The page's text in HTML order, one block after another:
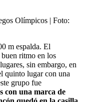
Olímpicos | Foto:
m espalda. El
ritmo en los
sin embargo, en
quinto lugar con una
grupo fue
con una marca de